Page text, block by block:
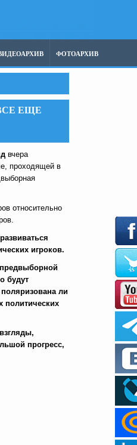
ФОТОАРХИВ
ЕЩЕ
вчера
проходящей в
относительно
игроков.
будут
ли
политических
прогресс,